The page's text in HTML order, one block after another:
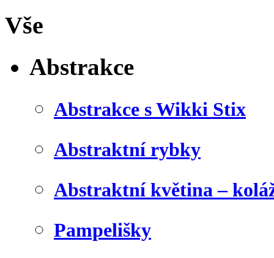
Vše
Abstrakce
Abstrakce s Wikki Stix
Abstraktní rybky
Abstraktní květina –
Pampelišky